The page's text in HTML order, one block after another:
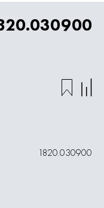
1820.030900